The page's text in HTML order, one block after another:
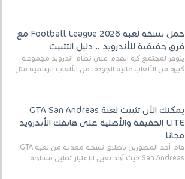
حمل نسخة لعبة Football League 2026 مع
فرق حقيقية للأندرويد .. دليل التثبيت
يتوفر لمجتمع كرة القدم على نظام أندرويد مجموعة
كبيرة من الألعاب عالية الجودة. من الألعاب الرسمية مثل
يمكنك الآن تثبيت لعبة GTA San Andreas
LITE الخفيفة والأصلية على هاتفك الأندرويد
مجانا
قام أحد المطورين بإطلاق نسخة معدلة من لعبة GTA
San Andreas حيث أخد بعين الإعتبار تقليل مساحة